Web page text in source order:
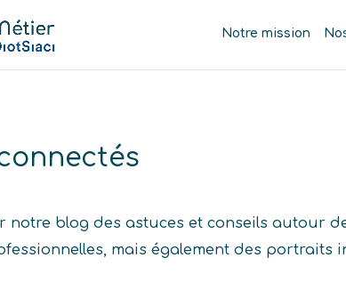
Notre mission
notre blog des astuces et conseils autour
mais également des portraits